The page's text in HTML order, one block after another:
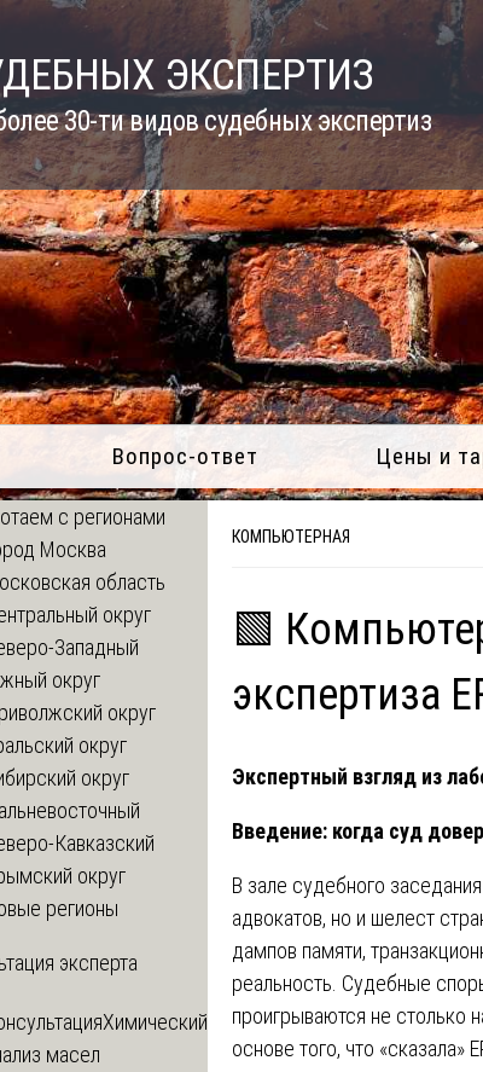
ЭКСПЕРТИЗ
30-ти видов судебных экспертиз
Вопрос-ответ Цены и
КОМПЬЮТЕРНАЯ
🟩
экспертиза
Экспертный взгляд из
Введение: когда суд
В зале судебного
адвокатов, но и шелест
дампов памяти,
реальность. Судебные
проигрываются не столько
основе того, что «сказала»
с регионами
Москва
область
округ
Западный
округ
округ
округ
округ
Кавказский
округ
регионы
эксперта
Химический
масел